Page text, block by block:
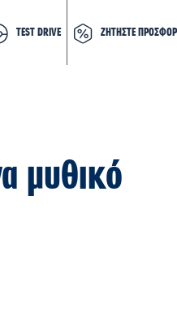
TEST DRIVE ΖΗΤΗΣΤΕ
μυθικό